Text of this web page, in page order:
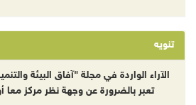
تنويه
الآراء الواردة في مجلة "آفاق البيئة
تعبر بالضرورة عن وجهة نظر مركز معا